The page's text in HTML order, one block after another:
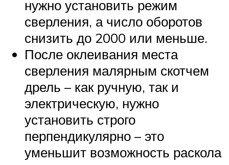
нужно установить режим
сверления, а число оборотов
снизить до 2000 или меньше.
После оклеивания места
сверления малярным скотчем
дрель – как ручную, так и
электрическую, нужно
установить строго
перпендикулярно – это
уменьшит возможность раскола